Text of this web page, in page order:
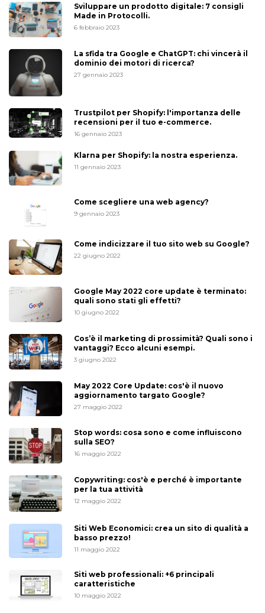
Sviluppare un prodotto digitale: 7 consigli
Made in Protocolli.
6 febbraio 2023
La sfida tra Google e ChatGPT: chi vincerà il
dominio dei motori di ricerca?
27 gennaio 2023
Trustpilot per Shopify: l'importanza delle
recensioni per il tuo e-commerce.
16 gennaio 2023
Klarna per Shopify: la nostra esperienza.
11 gennaio 2023
Come scegliere una web agency?
9 gennaio 2023
Come indicizzare il tuo sito web su Google?
22 giugno 2022
Google May 2022 core update è terminato:
quali sono stati gli effetti?
10 giugno 2022
Cos’è il marketing di prossimità? Quali sono i
vantaggi? Ecco alcuni esempi.
3 giugno 2022
May 2022 Core Update: cos'è il nuovo
aggiornamento targato Google?
27 maggio 2022
Stop words: cosa sono e come influiscono
sulla SEO?
16 maggio 2022
Copywriting: cos'è e perché è importante
per la tua attività
12 maggio 2022
Siti Web Economici: crea un sito di qualità a
basso prezzo!
11 maggio 2022
Siti web professionali: +6 principali
caratteristiche
10 maggio 2022